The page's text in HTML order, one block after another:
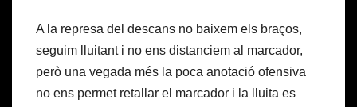
A la represa del descans no baixem els braços,
seguim lluitant i no ens distanciem al marcador,
però una vegada més la poca anotació ofensiva
no ens permet retallar el marcador i la lluita es